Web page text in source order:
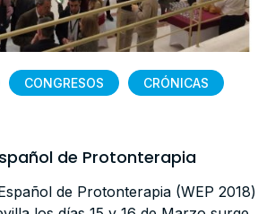
CONGRESOS CRÓNICAS
de Protonterapia
de Protonterapia (WEP 2018)